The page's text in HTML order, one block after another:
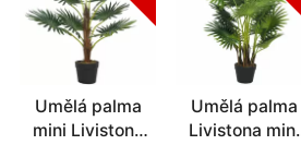
Umělá palma
mini Livistona
Umělá palma
Livistona mini